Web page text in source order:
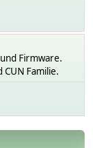
Firmware.
CUN Familie.